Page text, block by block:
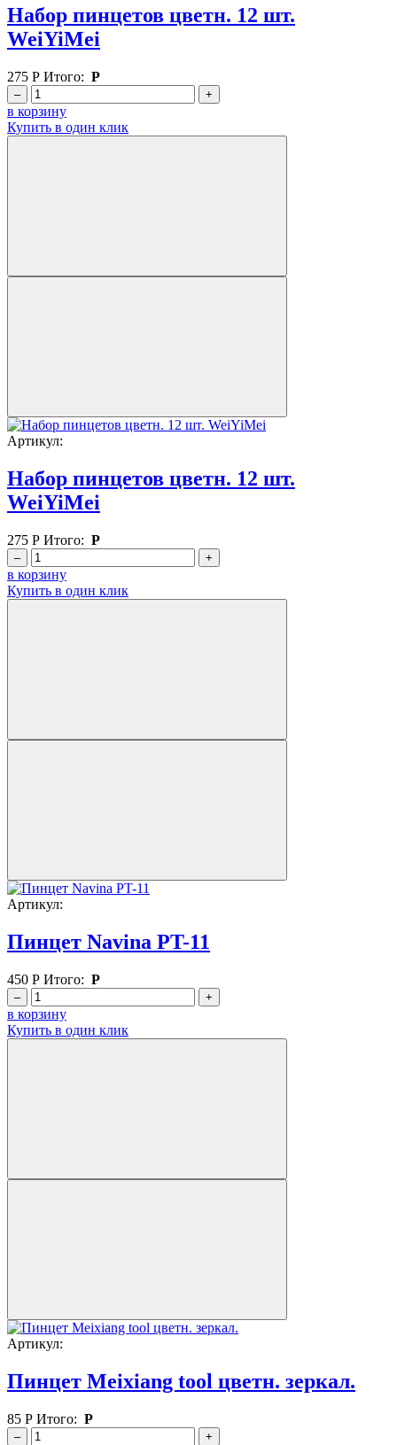
Набор пинцетов цветн. 12 шт.
WeiYiMei
275 Р Итого: Р
– +
в корзину
Купить в один клик
Артикул:
Набор пинцетов цветн. 12 шт.
WeiYiMei
275 Р Итого: Р
– +
в корзину
Купить в один клик
Артикул:
Пинцет Navina PT-11
450 Р Итого: Р
– +
в корзину
Купить в один клик
Артикул:
Пинцет Meixiang tool цветн. зеркал.
85 Р Итого: Р
– +